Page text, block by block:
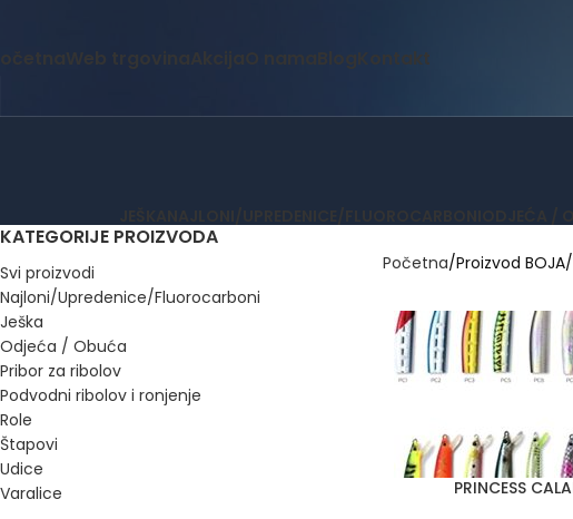
Kontakt
KATEGORIJE PROIZVODA
Svi proizvodi
Najloni/Upredenice/Fluorocarboni
Ješka
Odjeća / Obuća
Pribor za ribolov
Podvodni ribolov i ronjenje
Role
Štapovi
Udice
Varalice
Početna Proizvod BOJA
ODABERI OPCIJE
PRINCESS